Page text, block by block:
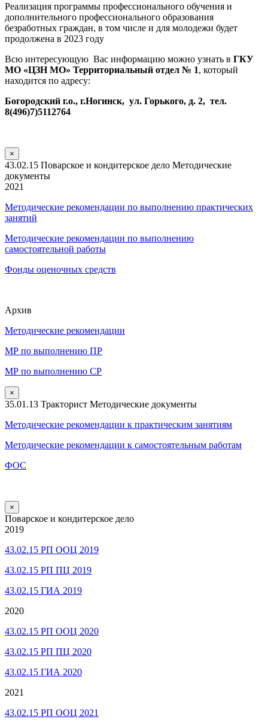
Реализация программы профессионального обучения и
дополнительного профессионального образования
безработных граждан, в том числе и для молодежи будет
продолжена в 2023 году
Всю интересующую Вас информацию можно узнать в ГКУ
МО «ЦЗН МО» Территориальный отдел № 1, который
находится по адресу:
Богородский г.о., г.Ногинск, ул. Горького, д. 2, тел.
8(496)7)5112764
×
43.02.15 Поварское и кондитерское дело Методические
документы
2021
Методические рекомендации по выполнению практических
занятий
Методические рекомендации по выполнению
самостоятельной работы
Фонды оценочных средств
Архив
Методические рекомендации
МР по выполнению ПР
МР по выполнению СР
×
35.01.13 Тракторист Методические документы
Методические рекомендации к практическим занятиям
Методические рекомендации к самостоятельным работам
ФОС
×
Поварское и кондитерское дело
2019
43.02.15 РП ООЦ 2019
43.02.15 РП ПЦ 2019
43.02.15 ГИА 2019
2020
43.02.15 РП ООЦ 2020
43.02.15 РП ПЦ 2020
43.02.15 ГИА 2020
2021
43.02.15 РП ООЦ 2021